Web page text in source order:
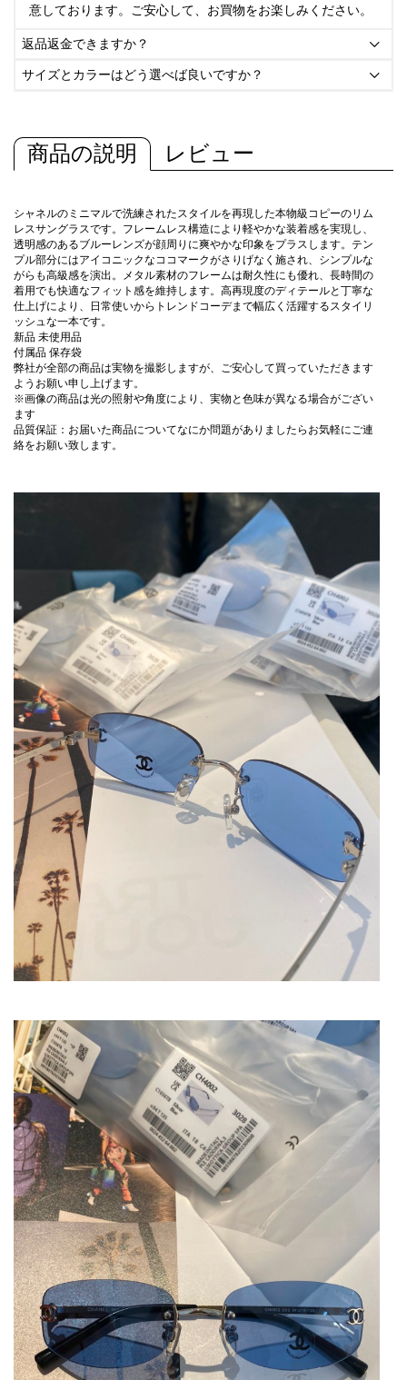
意しております。ご安心して、お買物をお楽しみください。
返品返金できますか？ 
サイズとカラーはどう選べば良いですか？ 
商品の説明 レビュー
シャネルのミニマルで洗練されたスタイルを再現した本物級コピーのリム
レスサングラスです。フレームレス構造により軽やかな装着感を実現し、
透明感のあるブルーレンズが顔周りに爽やかな印象をプラスします。テン
プル部分にはアイコニックなココマークがさりげなく施され、シンプルな
がらも高級感を演出。メタル素材のフレームは耐久性にも優れ、長時間の
着用でも快適なフィット感を維持します。高再現度のディテールと丁寧な
仕上げにより、日常使いからトレンドコーデまで幅広く活躍するスタイリ
ッシュな一本です。
新品 未使用品
付属品 保存袋
弊社が全部の商品は実物を撮影しますが、ご安心して買っていただきます
ようお願い申し上げます。
※画像の商品は光の照射や角度により、実物と色味が異なる場合がござい
ます
品質保証：お届いた商品についてなにか問題がありましたらお気軽にご連
絡をお願い致します。